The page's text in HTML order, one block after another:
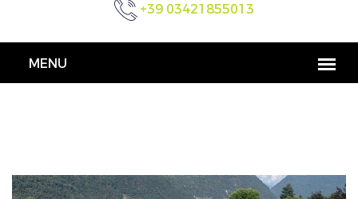
+39 03421855013